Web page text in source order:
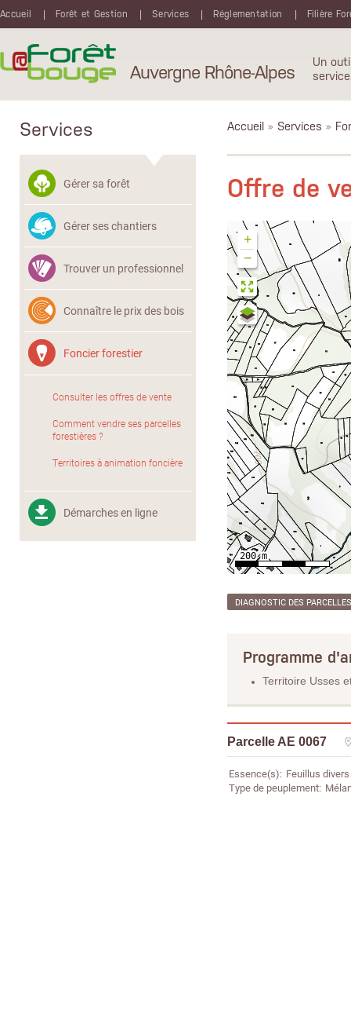
Accueil
Forêt et Gestion Services Réglementation Filière
Auvergne Rhône-Alpes
Un
Services
Gérer sa forêt
Gérer ses chantiers
Trouver un professionnel
Connaître le prix des bois
Foncier forestier
Consulter les offres de vente
Comment vendre ses parcelles
forestières ?
Territoires à animation foncière
Démarches en ligne
Accueil » Services »
Offre de
+
−
DIAGNOSTIC DES PARCELLES
Programme
Territoire Usses
Parcelle AE 0067
Essence(s) Feuillus divers
Type de peuplement